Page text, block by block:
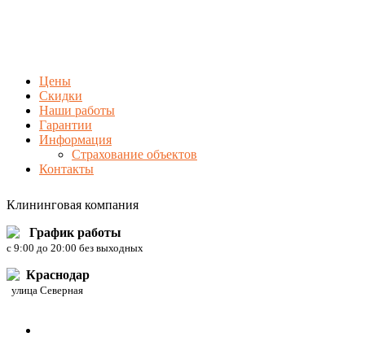
Цены
Скидки
Наши работы
Гарантии
Информация
Страхование объектов
Контакты
Клининговая компания
График работы
c 9:00 до 20:00 без выходных
Краснодар
улица Северная